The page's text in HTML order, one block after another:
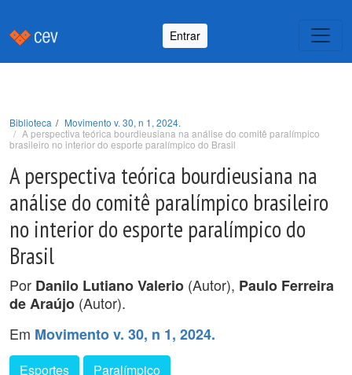
Entrar
Biblioteca
Movimento v. 30, n 1, 2024.
A perspectiva teórica bourdieusiana na análise do comitê paralímpico
brasileiro no interior do esporte paralímpico do Brasil
A perspectiva teórica bourdieusiana na
análise do comitê paralímpico brasileiro
no interior do esporte paralímpico do
Brasil
Por Danilo Lutiano Valerio (Autor), Paulo Ferreira
de Araújo (Autor).
Em Movimento v. 30, n 1, 2024.
Esportes Paralímpico